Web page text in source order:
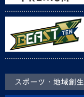
スポーツ・地域創